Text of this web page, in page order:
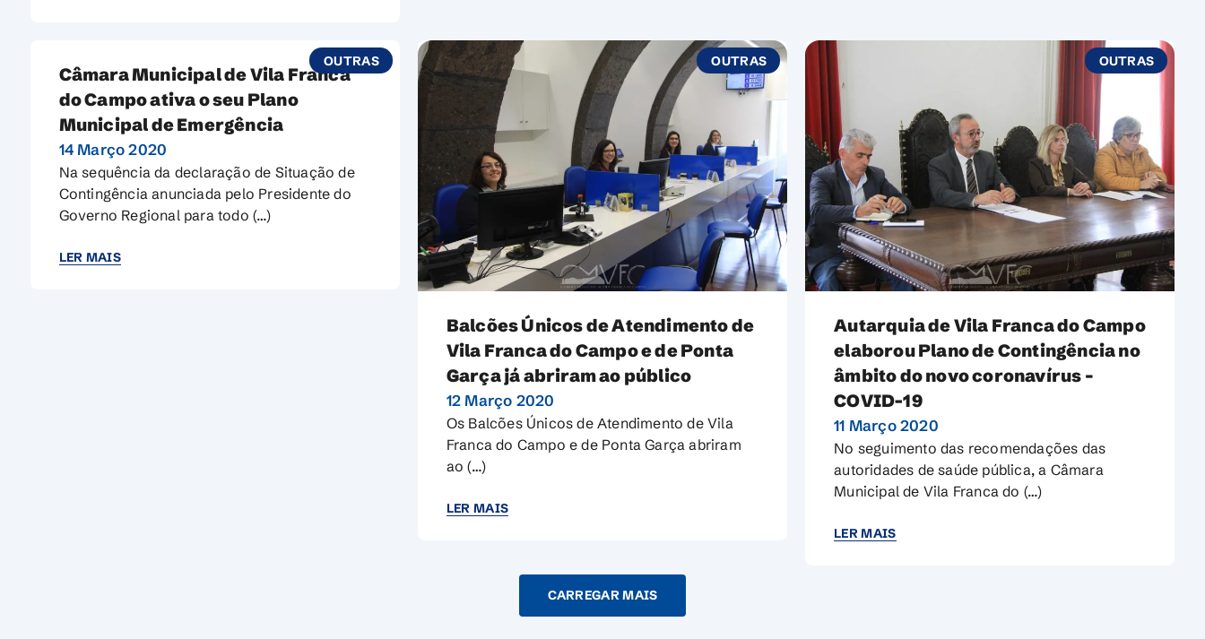
OUTRAS
Câmara Municipal de Vila Franca
do Campo ativa o seu Plano
Municipal de Emergência
14 Março 2020
Na sequência da declaração de Situação de
Contingência anunciada pelo Presidente do
Governo Regional para todo (…)
LER MAIS
OUTRAS
Balcões Únicos de Atendimento de
Vila Franca do Campo e de Ponta
Garça já abriram ao público
12 Março 2020
Os Balcões Únicos de Atendimento de Vila
Franca do Campo e de Ponta Garça abriram
ao (…)
LER MAIS
OUTRAS
Autarquia de Vila Franca do Campo
elaborou Plano de Contingência no
âmbito do novo coronavírus –
COVID-19
11 Março 2020
No seguimento das recomendações das
autoridades de saúde pública, a Câmara
Municipal de Vila Franca do (…)
LER MAIS
CARREGAR MAIS